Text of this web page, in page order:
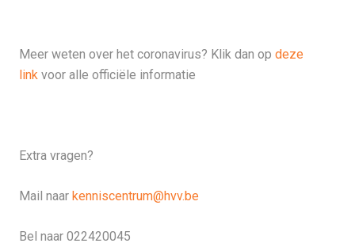
Meer weten over het coronavirus? Klik dan op deze
linkvoor alle officiële informatie
Extra vragen?
Mail naar kenniscentrum@hvv.be
Bel naar 022420045